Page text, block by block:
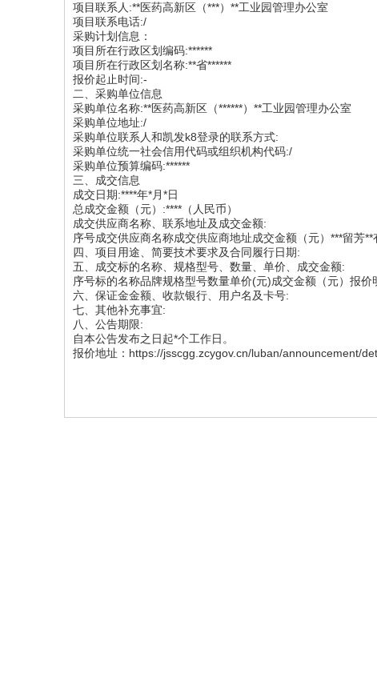
项目联系人:**医药高新区（***）**工业园管理办公室
项目联系电话:/
采购计划信息：
项目所在行政区划编码:******
项目所在行政区划名称:**省******
报价起止时间:-
二、采购单位信息
采购单位名称:**医药高新区（******）**工业园管理办公室
采购单位地址:/
采购单位联系人和凯发k8登录的联系方式:
采购单位统一社会信用代码或组织机构代码:/
采购单位预算编码:******
三、成交信息
成交日期:****年*月*日
总成交金额（元）:****（人民币）
成交供应商名称、联系地址及成交金额:
序号成交供应商名称成交供应商地址成交金额（元）***留芳
四、项目用途、简要技术要求及合同履行日期:
五、成交标的名称、规格型号、数量、单价、成交金额:
序号标的名称品牌规格型号数量单价(元)成交金额（元）报
六、保证金金额、收款银行、用户名及卡号:
七、其他补充事宜:
八、公告期限:
自本公告发布之日起*个工作日。
报价地址：https://jsscgg.zcygov.cn/luban/announcement/